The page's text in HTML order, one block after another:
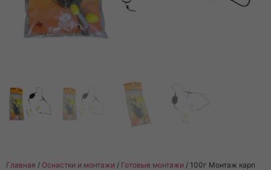
Главная / Оснастки и монтажи / Готовые монтажи / 100г Монтаж карп